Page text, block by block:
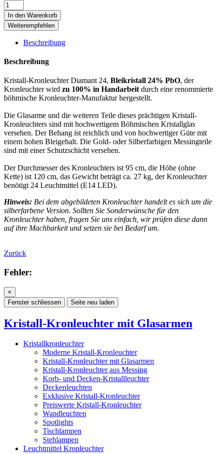
In den Warenkorb
Weiterempfehlen
Beschreibung
Beschreibung
Kristall-Kronleuchter Diamant 24, Bleikristall 24% PbO, der
Kronleuchter wird zu 100% in Handarbeit durch eine renommierte
böhmische Kronleuchter-Manufaktur hergestellt.
Die Glasarme und die weiteren Teile dieses prächtigen Kristall-
Kronleuchters sind mit hochwertigem Böhmischen Kristallglas
versehen. Der Behang ist reichlich und von hochwertiger Güte mit
einem hohen Bleigehalt. Die Gold- oder Silberfarbigen Messingteile
sind mit einer Schutzschicht versehen.
Der Durchmesser des Kronleuchters ist 95 cm, die Höhe (ohne
Kette) ist 120 cm, das Gewicht beträgt ca. 27 kg, der Kronleuchter
benötigt 24 Leuchtmittel (E14 LED).
Hinweis: Bei dem abgebildeten Kronleuchter handelt es sich um die
silberfarbene Version. Sollten Sie Sonderwünsche für den
Kronleuchter haben, fragen Sie uns einfach, wir prüfen diese dann
auf ihre Machbarkeit und setzen sie bei Bedarf um.
Zurück
Fehler:
×
Fenster schliessen
Seite neu laden
Kristall-Kronleuchter mit Glasarmen
Kristallkronleuchter
Moderne Kristall-Kronleuchter
Kristall-Kronleuchter mit Glasarmen
Kristall-Kronleuchter aus Messing
Korb- und Decken-Kristallleuchter
Deckenleuchten
Exklusive Kristall-Kronleuchter
Preiswerte Kristall-Kronleuchter
Wandleuchten
Spotlights
Tischlampen
Stehlampen
Leuchtmittel Kronleuchter